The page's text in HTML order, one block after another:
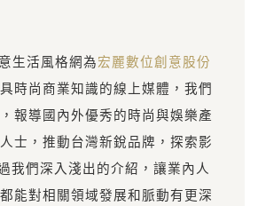
生活風格網為宏麗數位創意股份
時尚商業知識的線上媒體，我們
報導國內外優秀的時尚與娛樂產
士，推動台灣新銳品牌，探索影
我們深入淺出的介紹，讓業內人
能對相關領域發展和脈動有更深